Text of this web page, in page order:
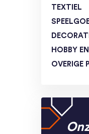
TEXTIEL
HOBBY
OVERIGE